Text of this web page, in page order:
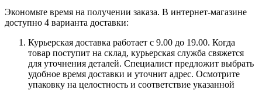
Экономьте время на получении заказа. В интернет-магазине
доступно 4 варианта доставки:
Курьерская доставка работает с 9.00 до 19.00. Когда
товар поступит на склад, курьерская служба свяжется
для уточнения деталей. Специалист предложит выбрать
удобное время доставки и уточнит адрес. Осмотрите
упаковку на целостность и соответствие указанной